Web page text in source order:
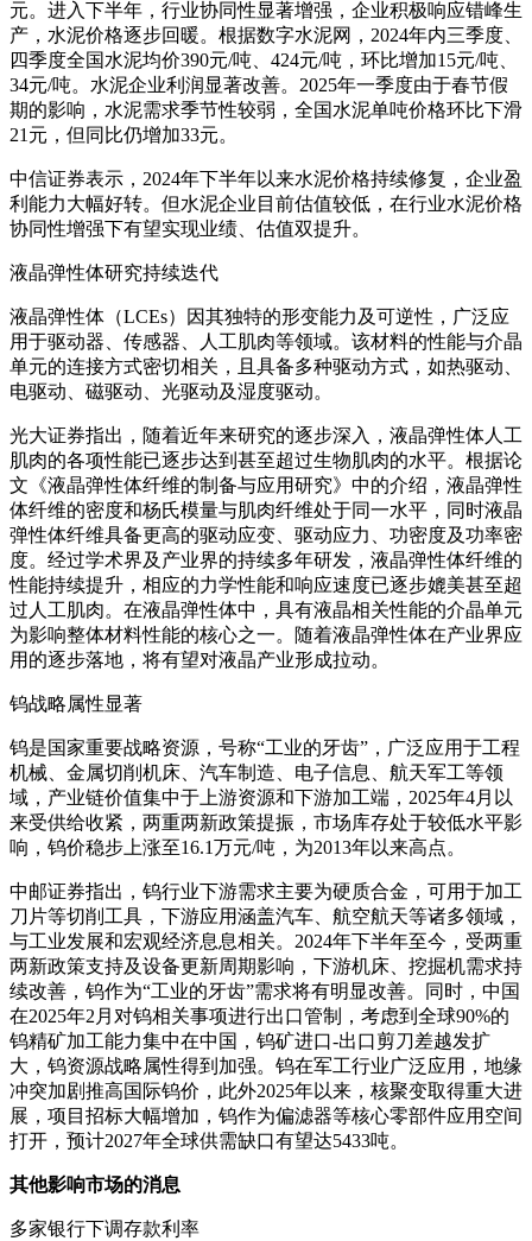
元。进入下半年，行业协同性显著增强，企业积极响应错峰生
产，水泥价格逐步回暖。根据数字水泥网，2024年内三季度、
四季度全国水泥均价390元/吨、424元/吨，环比增加15元/吨、
34元/吨。水泥企业利润显著改善。2025年一季度由于春节假
期的影响，水泥需求季节性较弱，全国水泥单吨价格环比下滑
21元，但同比仍增加33元。
中信证券表示，2024年下半年以来水泥价格持续修复，企业盈
利能力大幅好转。但水泥企业目前估值较低，在行业水泥价格
协同性增强下有望实现业绩、估值双提升。
液晶弹性体研究持续迭代
液晶弹性体（LCEs）因其独特的形变能力及可逆性，广泛应
用于驱动器、传感器、人工肌肉等领域。该材料的性能与介晶
单元的连接方式密切相关，且具备多种驱动方式，如热驱动、
电驱动、磁驱动、光驱动及湿度驱动。
光大证券指出，随着近年来研究的逐步深入，液晶弹性体人工
肌肉的各项性能已逐步达到甚至超过生物肌肉的水平。根据论
文《液晶弹性体纤维的制备与应用研究》中的介绍，液晶弹性
体纤维的密度和杨氏模量与肌肉纤维处于同一水平，同时液晶
弹性体纤维具备更高的驱动应变、驱动应力、功密度及功率密
度。经过学术界及产业界的持续多年研发，液晶弹性体纤维的
性能持续提升，相应的力学性能和响应速度已逐步媲美甚至超
过人工肌肉。在液晶弹性体中，具有液晶相关性能的介晶单元
为影响整体材料性能的核心之一。随着液晶弹性体在产业界应
用的逐步落地，将有望对液晶产业形成拉动。
钨战略属性显著
钨是国家重要战略资源，号称“工业的牙齿”，广泛应用于工程
机械、金属切削机床、汽车制造、电子信息、航天军工等领
域，产业链价值集中于上游资源和下游加工端，2025年4月以
来受供给收紧，两重两新政策提振，市场库存处于较低水平影
响，钨价稳步上涨至16.1万元/吨，为2013年以来高点。
中邮证券指出，钨行业下游需求主要为硬质合金，可用于加工
刀片等切削工具，下游应用涵盖汽车、航空航天等诸多领域，
与工业发展和宏观经济息息相关。2024年下半年至今，受两重
两新政策支持及设备更新周期影响，下游机床、挖掘机需求持
续改善，钨作为“工业的牙齿”需求将有明显改善。同时，中国
在2025年2月对钨相关事项进行出口管制，考虑到全球90%的
钨精矿加工能力集中在中国，钨矿进口-出口剪刀差越发扩
大，钨资源战略属性得到加强。钨在军工行业广泛应用，地缘
冲突加剧推高国际钨价，此外2025年以来，核聚变取得重大进
展，项目招标大幅增加，钨作为偏滤器等核心零部件应用空间
打开，预计2027年全球供需缺口有望达5433吨。
其他影响市场的消息
多家银行下调存款利率